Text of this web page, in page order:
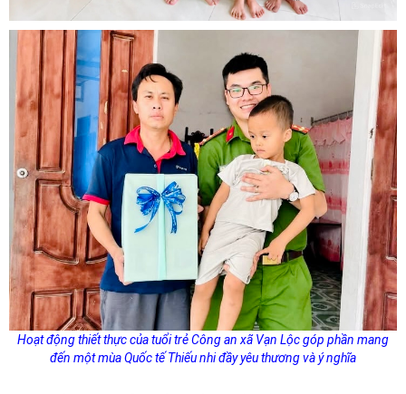
Hoạt động thiết thực của tuổi trẻ Công an xã Vạn Lộc góp phần mang
đến một mùa Quốc tế Thiếu nhi đầy yêu thương và ý nghĩa